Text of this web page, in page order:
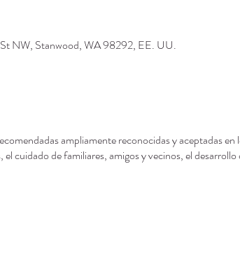
NW, Stanwood, WA 98292, EE. UU.
ampliamente reconocidas y aceptadas
cuidado de familiares, amigos y vecinos, el